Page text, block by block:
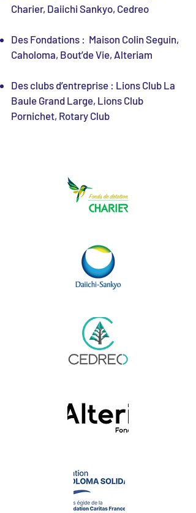
Charier, Daiichi Sankyo, Cedreo
Des Fondations : Maison Colin Seguin,
Caholoma, Bout’de Vie, Alteriam
Des clubs d’entreprise : Lions Club La
Baule Grand Large, Lions Club
Pornichet, Rotary Club